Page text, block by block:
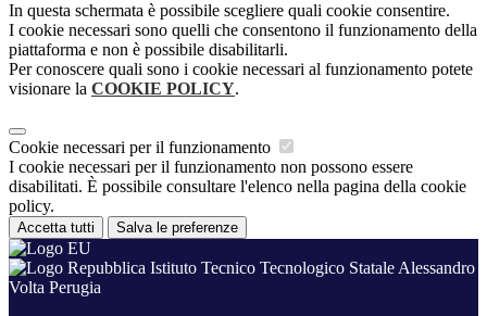
In questa schermata è possibile scegliere quali cookie consentire.
I cookie necessari sono quelli che consentono il funzionamento della
piattaforma e non è possibile disabilitarli.
Per conoscere quali sono i cookie necessari al funzionamento potete
visionare la COOKIE POLICY.
Cookie necessari per il funzionamento
I cookie necessari per il funzionamento non possono essere
disabilitati. È possibile consultare l'elenco nella pagina della cookie
policy.
Accetta tutti Salva le preferenze
Istituto Tecnico Tecnologico Statale Alessandro
Volta Perugia